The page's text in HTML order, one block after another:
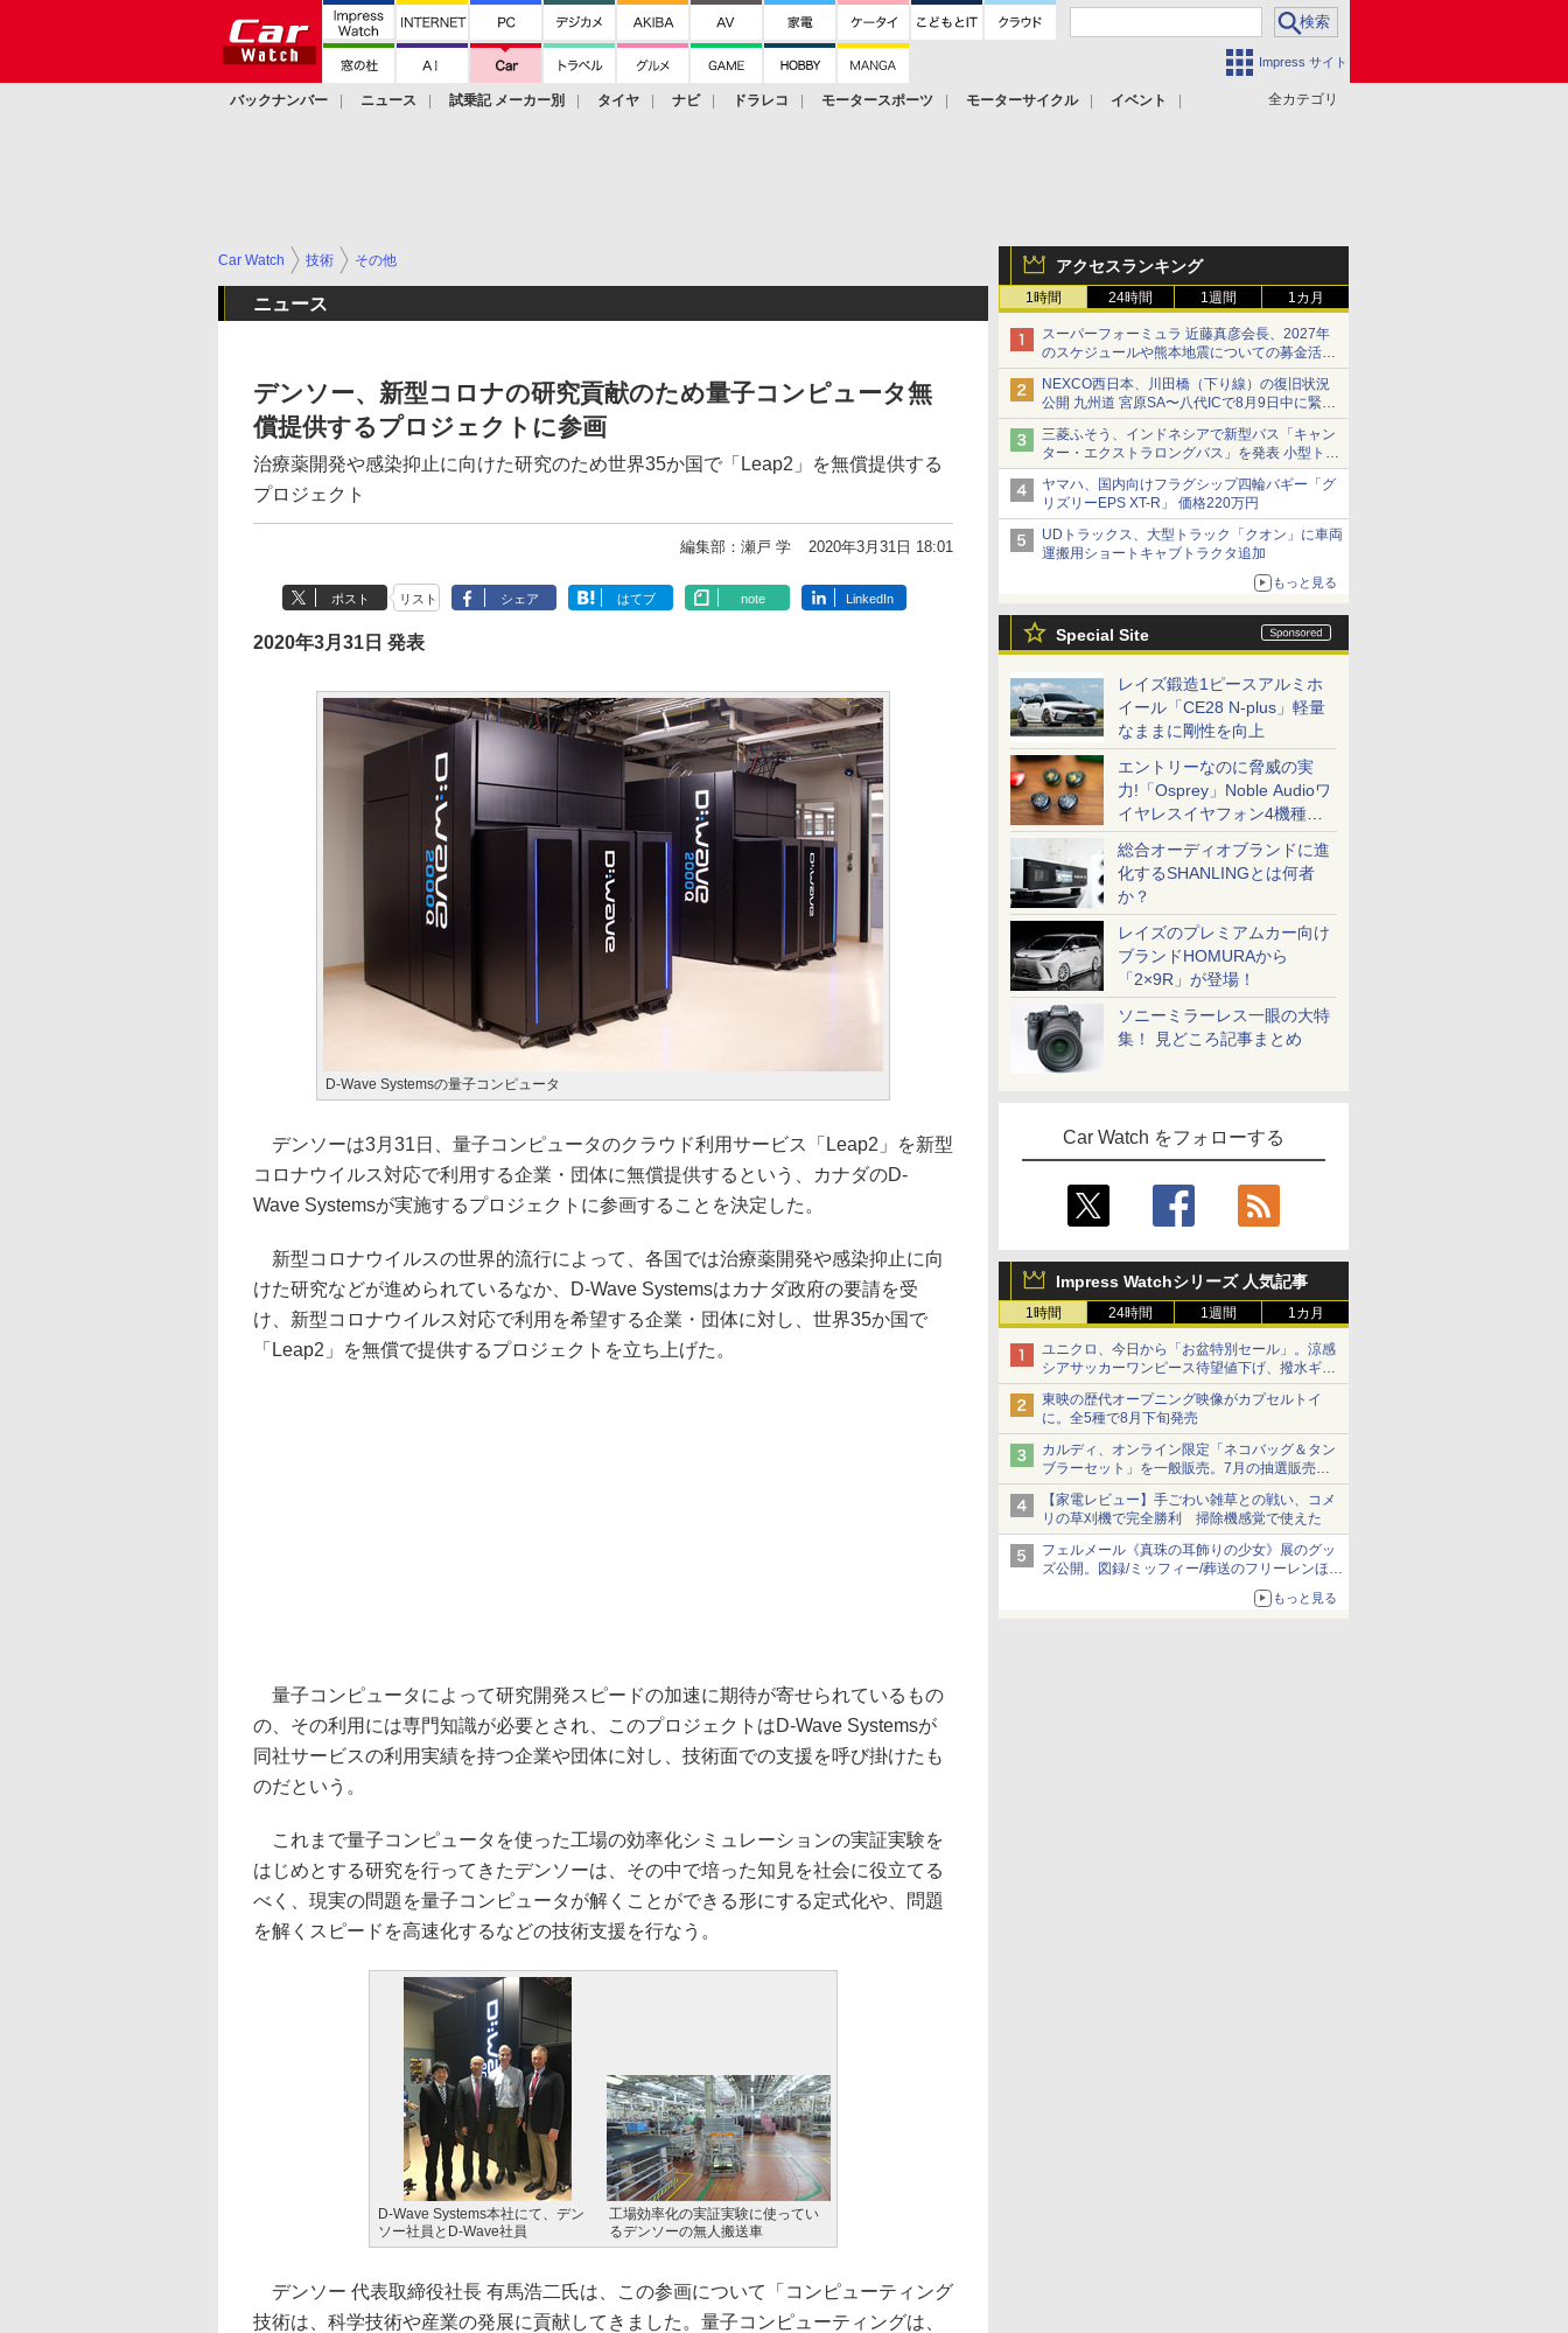
Impress サイト
全カテゴリ
バックナンバー ニュース 試乗記 メーカー別 タイヤ ナビ ドラレコ モータースポーツ モーターサイクル
イベント
アクセスランキング
1時間 24時間 1週間 1カ月
スーパーフォーミュラ 近藤真彦会長、2027年
のスケジュールや熊本地震についての募金活動
を紹介
NEXCO西日本、川田橋（下り線）の復旧状況
公開 九州道 宮原SA〜八代ICで8月9日中に緊急
車両を通行可能に
三菱ふそう、インドネシアで新型バス「キャン
ター・エクストラロングバス」を発表 小型トラ
ックベースの観光・旅客輸送向けバス
ヤマハ、国内向けフラグシップ四輪バギー「グ
リズリーEPS XT-R」 価格220万円
UDトラックス、大型トラック「クオン」に車両
運搬用ショートキャブトラクタ追加
もっと見る
Special Site
レイズ鍛造1ピースアルミホ
イール「CE28 N-plus」軽量
なままに剛性を向上
エントリーなのに脅威の実
力!「Osprey」Noble Audioワ
イヤレスイヤフォン4機種を
一気に聴く
総合オーディオブランドに進
化するSHANLINGとは何者
か？
レイズのプレミアムカー向け
ブランドHOMURAから
「2×9R」が登場！
ソニーミラーレス一眼の大特
集！ 見どころ記事まとめ
Car Watch をフォローする
Impress Watchシリーズ 人気記事
1時間 24時間 1週間 1カ月
ユニクロ、今日から「お盆特別セール」。涼感
シアサッカーワンピース待望値下げ、撥水ギア
ショーツは1990円に
東映の歴代オープニング映像がカプセルトイ
に。全5種で8月下旬発売
カルディ、オンライン限定「ネコバッグ＆タン
ブラーセット」を一般販売。7月の抽選販売の
当選無効分
【家電レビュー】手ごわい雑草との戦い、コメ
リの草刈機で完全勝利 掃除機感覚で使えた
フェルメール《真珠の耳飾りの少女》展のグッ
ズ公開。図録/ミッフィー/葬送のフリーレンほ
もっと見る
Car Watch 技術 その他
ニュース
デンソー、新型コロナの研究貢献のため量子コンピュータ無
償提供するプロジェクトに参画
治療薬開発や感染抑止に向けた研究のため世界35か国で「Leap2」を無償提供する
プロジェクト
編集部：瀬戸 学 2020年3月31日 18:01
ポスト リスト シェア はてブ note LinkedIn
2020年3月31日 発表
D-Wave Systemsの量子コンピュータ
デンソーは3月31日、量子コンピュータのクラウド利用サービス「Leap2」を新型
コロナウイルス対応で利用する企業・団体に無償提供するという、カナダのD-
Wave Systemsが実施するプロジェクトに参画することを決定した。
新型コロナウイルスの世界的流行によって、各国では治療薬開発や感染抑止に向
けた研究などが進められているなか、D-Wave Systemsはカナダ政府の要請を受
け、新型コロナウイルス対応で利用を希望する企業・団体に対し、世界35か国で
「Leap2」を無償で提供するプロジェクトを立ち上げた。
量子コンピュータによって研究開発スピードの加速に期待が寄せられているもの
の、その利用には専門知識が必要とされ、このプロジェクトはD-Wave Systemsが
同社サービスの利用実績を持つ企業や団体に対し、技術面での支援を呼び掛けたも
のだという。
これまで量子コンピュータを使った工場の効率化シミュレーションの実証実験を
はじめとする研究を行ってきたデンソーは、その中で培った知見を社会に役立てる
べく、現実の問題を量子コンピュータが解くことができる形にする定式化や、問題
を解くスピードを高速化するなどの技術支援を行なう。
D-Wave Systems本社にて、デン
ソー社員とD-Wave社員
工場効率化の実証実験に使ってい
るデンソーの無人搬送車
デンソー 代表取締役社長 有馬浩二氏は、この参画について「コンピューティング
技術は、科学技術や産業の発展に貢献してきました。量子コンピューティングは、